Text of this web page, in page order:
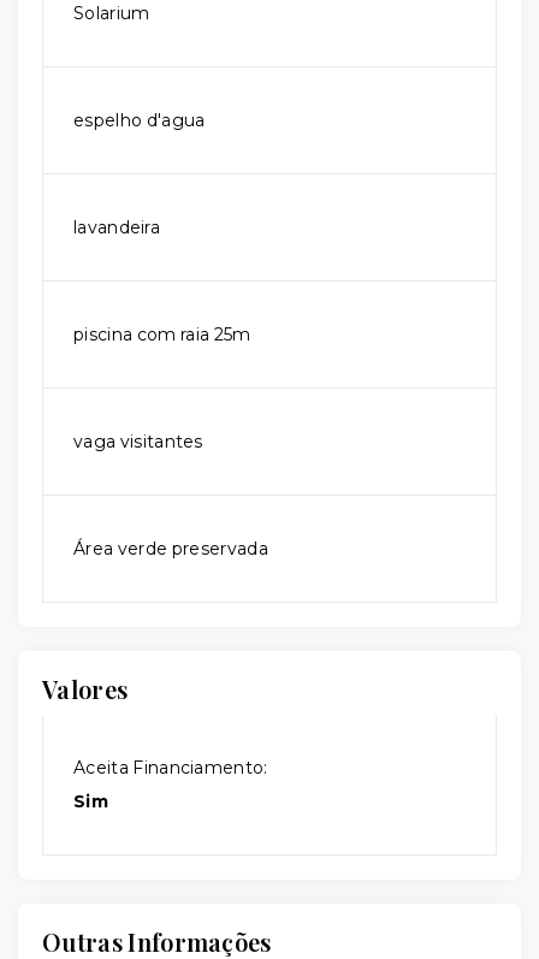
Solarium
espelho d'agua
lavandeira
piscina com raia 25m
vaga visitantes
Área verde preservada
Valores
Aceita Financiamento:
Sim
Outras Informações